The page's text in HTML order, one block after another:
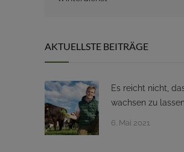
AKTUELLSTE BEITRÄGE
Es reicht nicht,
wachsen zu lassen
6. Mai 2021